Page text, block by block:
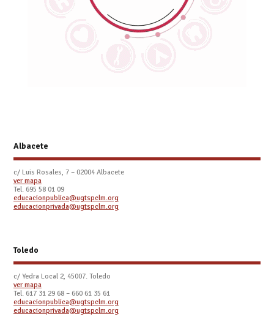
Albacete
c/ Luis Rosales, 7 – 02004 Albacete
ver mapa
Tel. 695 58 01 09
educacionpublica@ugtspclm.org
educacionprivada@ugtspclm.org
Toledo
c/ Yedra Local 2, 45007. Toledo
ver mapa
Tel. 617 31 29 68 – 660 61 35 61
educacionpublica@ugtspclm.org
educacionprivada@ugtspclm.org